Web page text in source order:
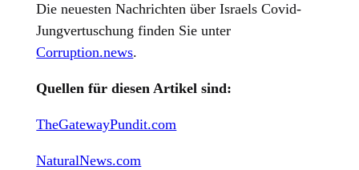
Die neuesten Nachrichten über Israels Covid-
Jungvertuschung finden Sie unter
Corruption.news.
Quellen für diesen Artikel sind:
TheGatewayPundit.com
NaturalNews.com